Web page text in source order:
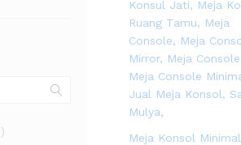
Meja Konsol